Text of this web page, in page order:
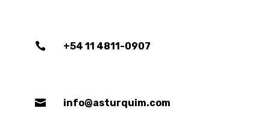
 +54 11 4811-0907
 info@asturquim.com